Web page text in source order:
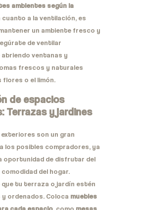
ambientes según la
cuanto a la ventilación, es
un ambiente fresco y
de ventilar
ventanas y
frescos y naturales
flores o el limón.
de espacios
Terrazas y jardines
son un gran
los posibles compradores, ya
oportunidad de disfrutar del
comodidad del hogar.
tu terraza o jardín estén
y ordenados. Coloca muebles
cada espacio, como mesas